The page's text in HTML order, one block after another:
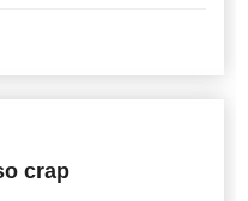
crap